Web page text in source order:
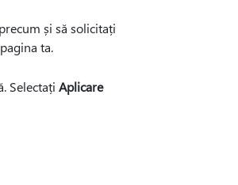
și să solicitați
ta.
Selectați Aplicare